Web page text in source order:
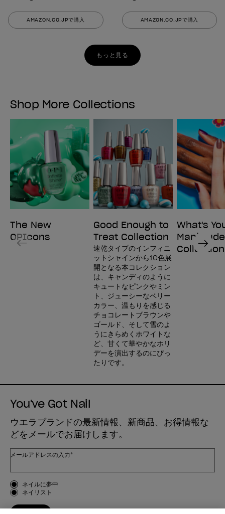
AMAZON.CO.JPで購入 AMAZON.CO.JPで購入
もっと見る
Shop More Collections
The New
OPIcons
Good Enough to
Treat Collection
速乾タイプのインフィニ
ットシャインから10色展
開となる本コレクション
は、キャンディのように
キュートなピンクやミン
ト、ジューシーなベリー
カラー、温もりを感じる
チョコレートブラウンや
ゴールド、そして雪のよ
うにきらめくホワイトな
ど、甘くて華やかなホリ
デーを演出するのにぴっ
たりです。
What's
Mani-
Collection
Previous Next
You've Got Nail
ウエラブランドの最新情報、新商品、お得情報な
どをメールでお届けします。
メールアドレスの入力*
お客様のタイプ
ネイルに夢中
ネイリスト